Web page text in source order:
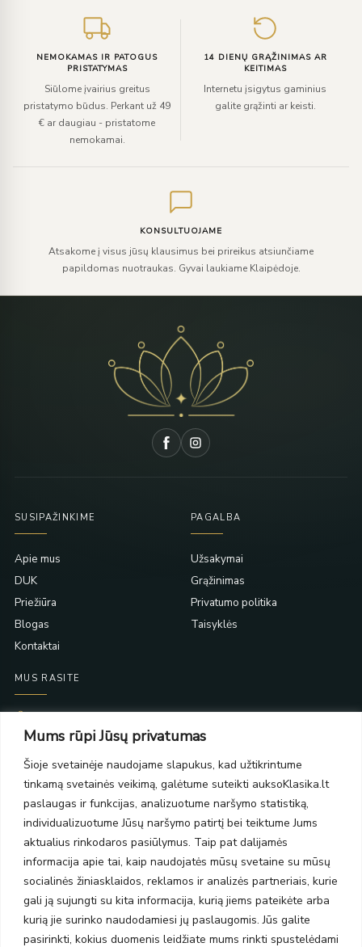
Mums rūpi Jūsų privatumas
Šioje svetainėje naudojame slapukus, kad užtikrintume
tinkamą svetainės veikimą, galėtume suteikti auksoKlasika.lt
paslaugas ir funkcijas, analizuotume naršymo statistiką,
individualizuotume Jūsų naršymo patirtį bei teiktume Jums
aktualius rinkodaros pasiūlymus. Taip pat dalijamės
informacija apie tai, kaip naudojatės mūsų svetaine su mūsų
socialinės žiniasklaidos, reklamos ir analizės partneriais, kurie
gali ją sujungti su kita informacija, kurią jiems pateikėte arba
kurią jie surinko naudodamiesi jų paslaugomis. Jūs galite
pasirinkti, kokius duomenis leidžiate mums rinkti spustelėdami
NEMOKAMAS IR PATOGUS
PRISTATYMAS
Siūlome įvairius greitus
pristatymo būdus. Perkant už 49
€ ar daugiau - pristatome
nemokamai.
14 DIENŲ GRĄŽINIMAS AR
KEITIMAS
Internetu įsigytus gaminius
galite grąžinti ar keisti.
KONSULTUOJAME
Atsakome į visus jūsų klausimus bei prireikus atsiunčiame
papildomas nuotraukas. Gyvai laukiame Klaipėdoje.
SUSIPAŽINKIME
Apie mus
DUK
Priežiūra
Blogas
Kontaktai
PAGALBA
Užsakymai
Grąžinimas
Privatumo politika
Taisyklės
MUS RASITE
PC Molas, Klaipėda
PC BIG 2, Klaipėda
Šilutės pl. 35
PC Banginis, Klaipėda
NAUJIENLAIŠKIS
Prenumeruokite ir gaukite pasiūlymus, naujienas bei riboto
leidimo kolekcijas.